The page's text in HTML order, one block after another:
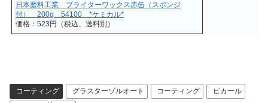
日本磨料工業 ブライターワックス赤缶（スポンジ
付） 200g 54100 *ケミカル*
価格：523円（税込、送料別）
コーティング グラスターゾルオート コーティング
ピカール